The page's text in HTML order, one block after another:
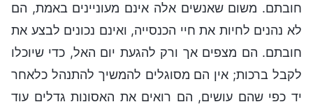
חובתם. משום שאנשים אלה אינם מעוניינים באמת, הם
לא נהנים לחיות את חיי הכנסייה, ואינם נכונים לבצע את
חובתם. הם מצפים אך ורק להגעת יום האל, כדי שיוכלו
לקבל ברכות; אין הם מסוגלים להמשיך להתנהל כלאחר
יד כפי שהם עושים, הם רואים את האסונות גדלים עוד